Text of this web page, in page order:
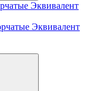
Эквивалент
Эквивалент